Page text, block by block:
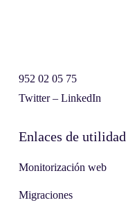
952 02 05 75
Twitter– LinkedIn
Enlaces de utilidad
Monitorización web
Migraciones